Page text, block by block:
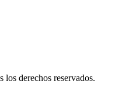
derechos reservados.